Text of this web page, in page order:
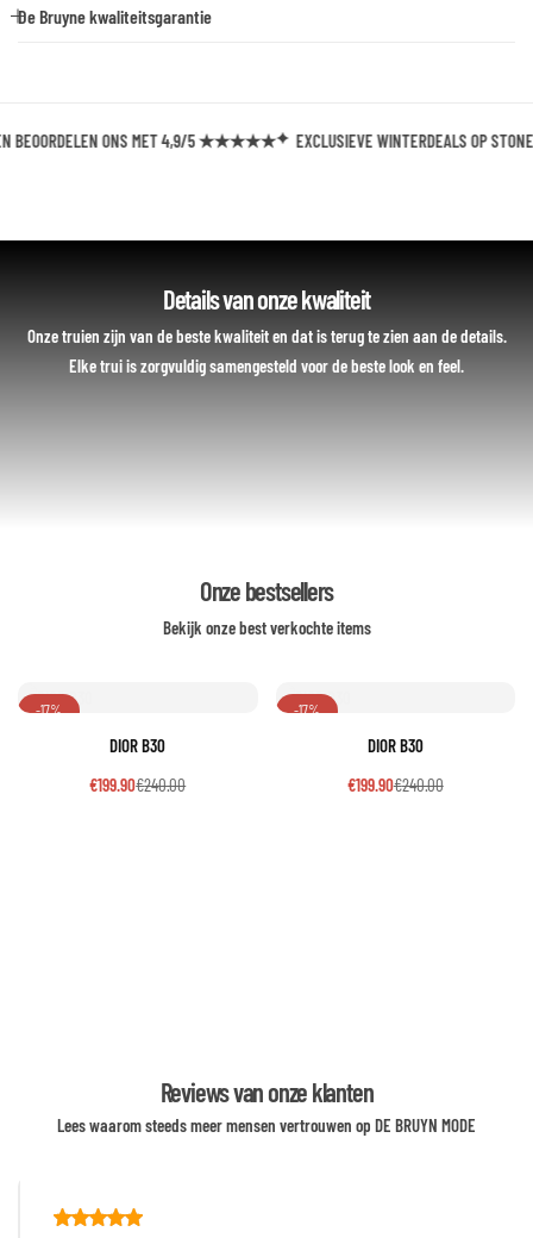
De Bruyne kwaliteitsgarantie
ONS MET 4,9/5 ★★★★★ EXCLUSIEVE WINTERDEALS OP STONE
Details van onze kwaliteit
Onze truien zijn van de beste kwaliteit en dat is terug te zien aan de details.
Elke trui is zorgvuldig samengesteld voor de beste look en feel.
Onze bestsellers
Bekijk onze best verkochte items
-17%
DIOR B30
€240.00
€199.90
-17%
DIOR B30
€240.00
€199.90
Reviews van onze klanten
Lees waarom steeds meer mensen vertrouwen op DE BRUYN MODE